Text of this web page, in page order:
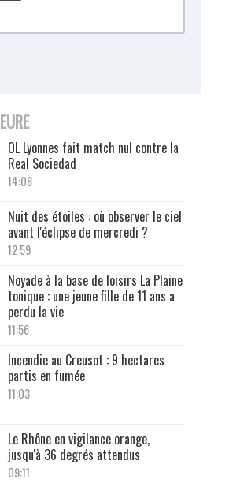
OL Lyonnes fait match nul contre la
Real Sociedad
14:08
Nuit des étoiles : où observer le ciel
avant l'éclipse de mercredi ?
12:59
Noyade à la base de loisirs La Plaine
tonique : une jeune fille de 11 ans a
perdu la vie
11:56
Incendie au Creusot : 9 hectares
partis en fumée
11:03
Le Rhône en vigilance orange,
jusqu'à 36 degrés attendus
09:11